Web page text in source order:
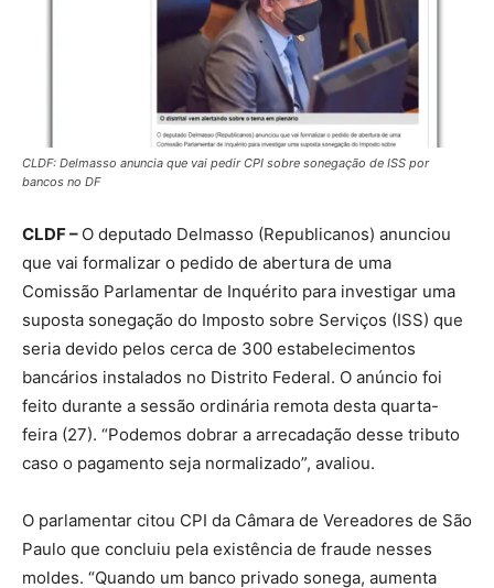
CLDF: Delmasso anuncia que vai pedir CPI sobre sonegação de ISS por
bancos no DF
CLDF – O deputado Delmasso (Republicanos) anunciou
que vai formalizar o pedido de abertura de uma
Comissão Parlamentar de Inquérito para investigar uma
suposta sonegação do Imposto sobre Serviços (ISS) que
seria devido pelos cerca de 300 estabelecimentos
bancários instalados no Distrito Federal. O anúncio foi
feito durante a sessão ordinária remota desta quarta-
feira (27). “Podemos dobrar a arrecadação desse tributo
caso o pagamento seja normalizado”, avaliou.
O parlamentar citou CPI da Câmara de Vereadores de São
Paulo que concluiu pela existência de fraude nesses
moldes. “Quando um banco privado sonega, aumenta